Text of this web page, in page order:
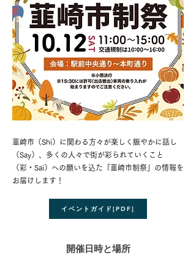
韮崎市（Shi）に関わる方々が楽しく賑やかに話し
（Say）、多くの人々で街が彩られていくこと
（彩・Sai）への願いを込た「韮崎市制祭」の情報を
お届けします！
イベントガイド[PDF]
開催日時と場所